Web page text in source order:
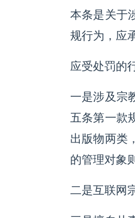
本条是关于
规行为，应
应受处罚的
一是涉及宗
五条第一款
出版物两类
的管理对象
二是互联网